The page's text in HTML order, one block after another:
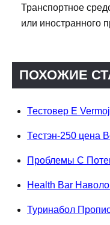
Транспортное
или иностранного
ПОХОЖИЕ
Тестовер Е
Тестэн-250 цена
Проблемы С
Health Bar
Туринабол